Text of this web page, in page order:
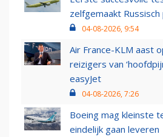
zelfgemaakt
04-08-2026, 9:54
Air France-KLM aast
reizigers van
easyJet
04-08-2026, 7:26
Boeing mag kleinste
eindelijk gaan leveren